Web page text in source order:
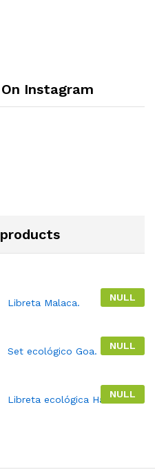
Instagram
NULL
Libreta Malaca.
NULL
Set ecológico Goa.
NULL
Libreta ecológica Hanoí.